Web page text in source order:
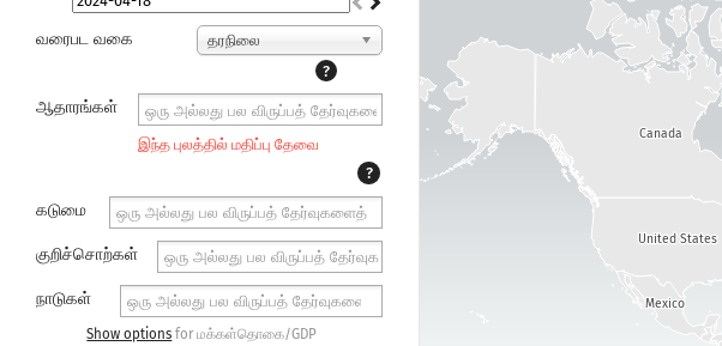
வரைபட வகை
தரநிலை
?
ஆதாரங்கள்
இந்த புலத்தில் மதிப்பு தேவை
?
கடுமை
குறிச்சொற்கள்
நாடுகள்
Show options for மக்கள்தொகை/GDP
United States
Canada
Mexico